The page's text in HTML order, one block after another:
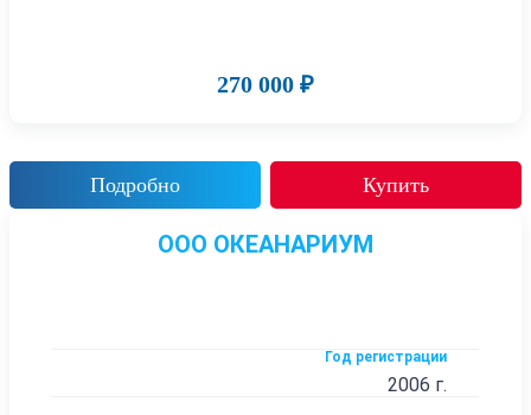
270 000 ₽
Подробно Купить
ООО ОКЕАНАРИУМ
Год регистрации
2006 г.